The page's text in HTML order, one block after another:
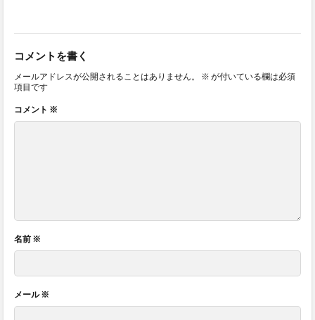
コメントを書く
メールアドレスが公開されることはありません。 ※ が付いている欄は必須
項目です
コメント ※
名前 ※
メール※